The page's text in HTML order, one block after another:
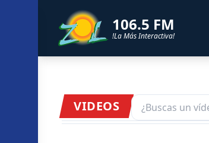
106.5 FM
!La Más Interactiva!
VIDEOS